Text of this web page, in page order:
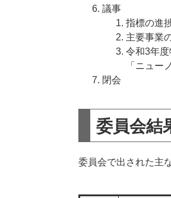
議事
指標の進
主要事業
令和3年
「ニュー
閉会
委員会結
委員会で出された主